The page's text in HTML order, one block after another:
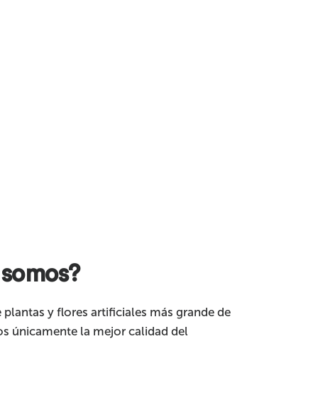
plantas y flores artificiales más grande de
únicamente la mejor calidad del